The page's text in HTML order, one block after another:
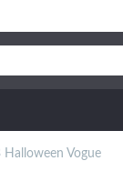
Vogue